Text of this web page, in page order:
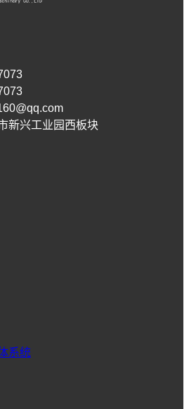
新兴工业园西板块
系统